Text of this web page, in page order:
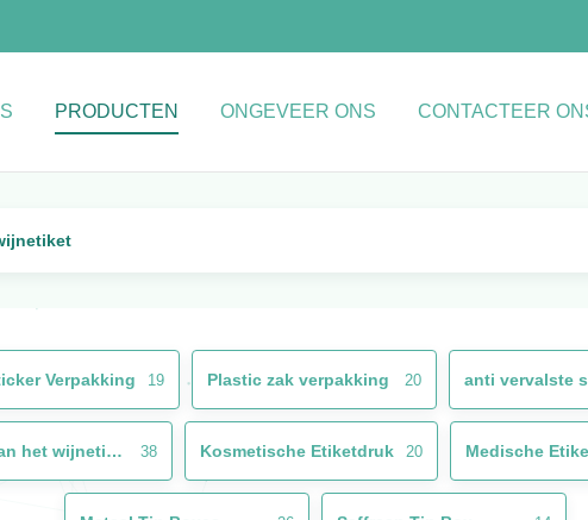
PRODUCTEN ONGEVEER ONS CONTACTEER
Verpakking 19 Plastic zak verpakking 20 anti vervalste
De Stickers van het wijnetiket 38 Kosmetische Etiketdruk 20 Medische